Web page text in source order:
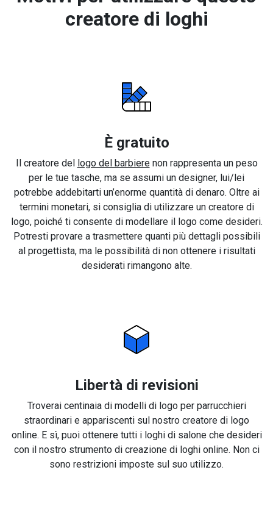
creatore di loghi
È gratuito
Il creatore del logo del barbierenon rappresenta un peso
per le tue tasche, ma se assumi un designer, lui/lei
potrebbe addebitarti un’enorme quantità di denaro. Oltre ai
termini monetari, si consiglia di utilizzare un creatore di
logo, poiché ti consente di modellare il logo come desideri.
Potresti provare a trasmettere quanti più dettagli possibili
al progettista, ma le possibilità di non ottenere i risultati
desiderati rimangono alte.
Libertà di revisioni
Troverai centinaia di modelli di logo per parrucchieri
straordinari e appariscenti sul nostro creatore di logo
online. E sì, puoi ottenere tutti i loghi di salone che desideri
con il nostro strumento di creazione di loghi online. Non ci
sono restrizioni imposte sul suo utilizzo.